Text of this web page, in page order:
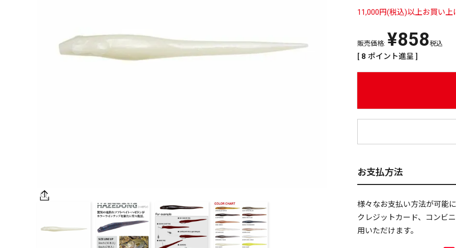
OUTDOOR
11,000円(税込)以上お買い
販売価格: ¥858税込
[ 8 ポイント進呈 ]
お支払方法
様々なお支払い方法が可能
クレジットカード、コンビ
用いただけます。